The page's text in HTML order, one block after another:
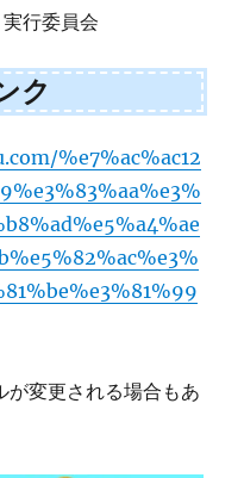
行委員会
ク
%e7%ac%ac12
が変更される場合もあ